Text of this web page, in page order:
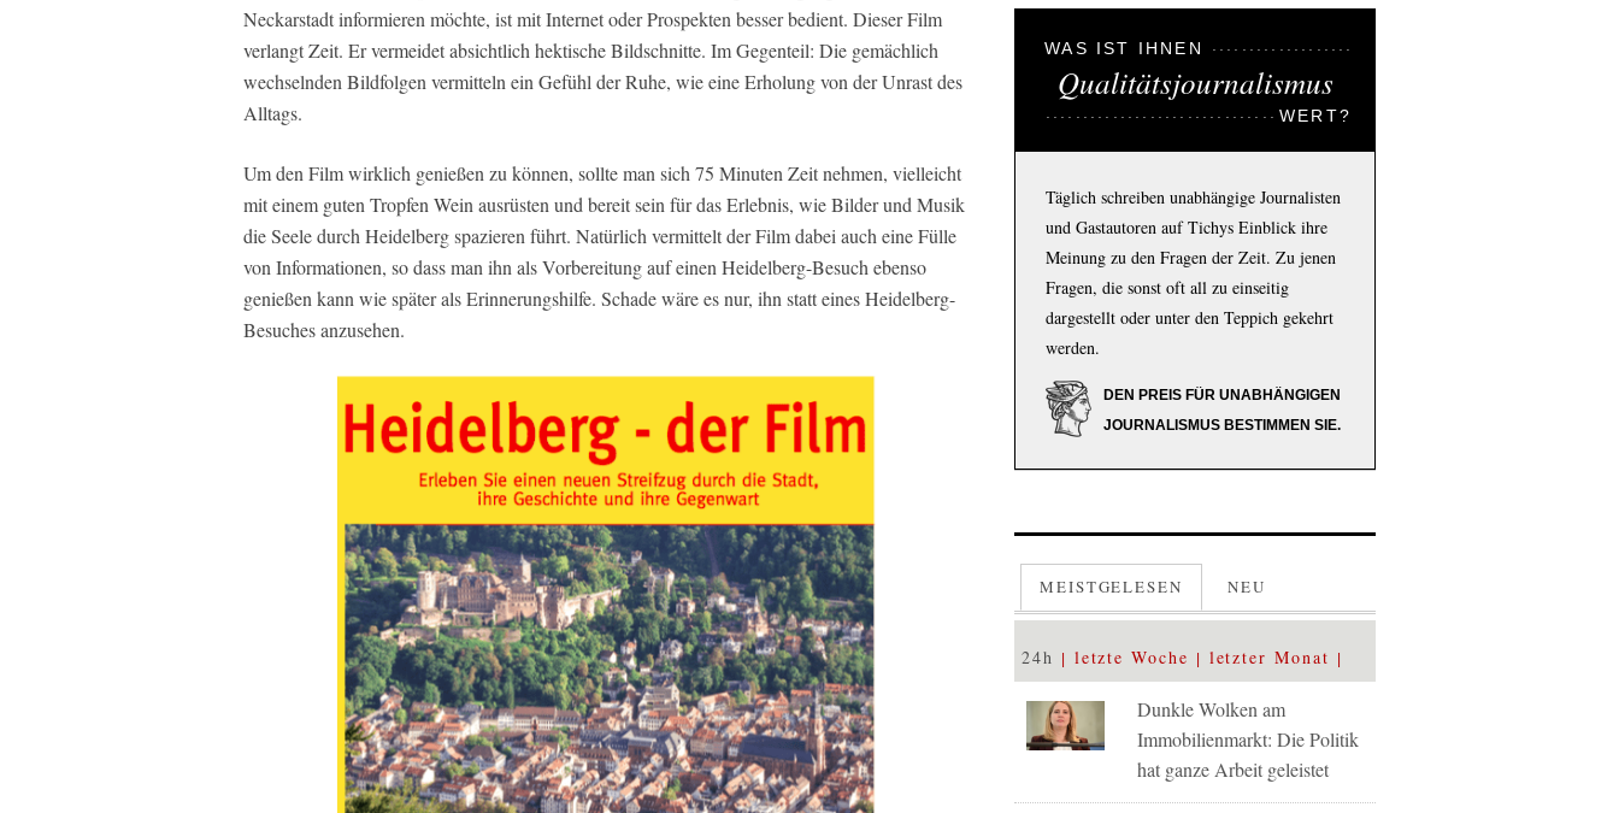
Neckarstadt informieren möchte, ist mit Internet oder Prospekten besser bedient. Dieser Film
verlangt Zeit. Er vermeidet absichtlich hektische Bildschnitte. Im Gegenteil: Die gemächlich
wechselnden Bildfolgen vermitteln ein Gefühl der Ruhe, wie eine Erholung von der Unrast des
Alltags.
Um den Film wirklich genießen zu können, sollte man sich 75 Minuten Zeit nehmen, vielleicht
mit einem guten Tropfen Wein ausrüsten und bereit sein für das Erlebnis, wie Bilder und Musik
die Seele durch Heidelberg spazieren führt. Natürlich vermittelt der Film dabei auch eine Fülle
von Informationen, so dass man ihn als Vorbereitung auf einen Heidelberg-Besuch ebenso
genießen kann wie später als Erinnerungshilfe. Schade wäre es nur, ihn statt eines Heidelberg-
Besuches anzusehen.
WAS IST IHNEN
Qualitätsjournalismus
WERT?
Täglich schreiben unabhängige Journalisten
und Gastautoren auf Tichys Einblick ihre
Meinung zu den Fragen der Zeit. Zu jenen
Fragen, die sonst oft all zu einseitig
dargestellt oder unter den Teppich gekehrt
werden.
DEN PREIS FÜR UNABHÄNGIGEN
JOURNALISMUS BESTIMMEN SIE.
MEISTGELESEN NEU
24h letzte Woche letzter Monat
Dunkle Wolken am
Immobilienmarkt: Die Politik
hat ganze Arbeit geleistet